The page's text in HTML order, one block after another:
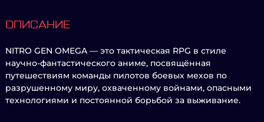
ОПИСАНИЕ
NITRO GEN OMEGA — это тактическая RPG в стиле
научно-фантастического аниме, посвящённая
путешествиям команды пилотов боевых мехов по
разрушенному миру, охваченному войнами, опасными
технологиями и постоянной борьбой за выживание.